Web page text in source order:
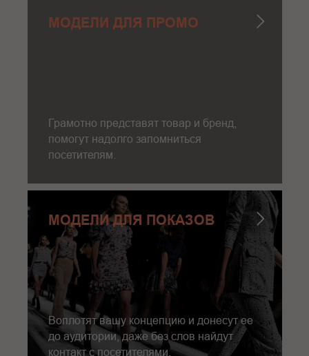
МОДЕЛИ ДЛЯ ПРОМО
Грамотно представят товар и бренд,
помогут надолго запомниться
посетителям.
МОДЕЛИ ДЛЯ ПОКАЗОВ
Воплотят вашу концепцию и донесут ее
до аудитории, даже без слов найдут
контакт с посетителями.